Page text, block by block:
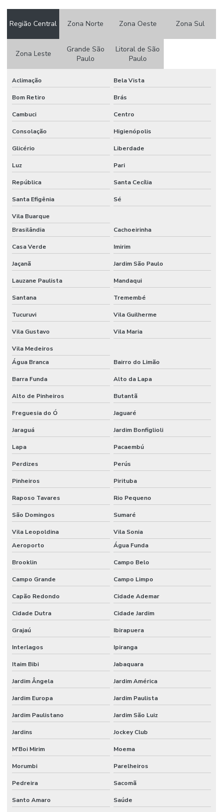
Controle de acesso por biometria
Controle de acesso biometrico
Controle de acesso biometrico para condominios
Controle de acesso biométrico para empresas
Controle de acesso biométrico para portas
Controle de acesso biometrico preço
Controle de acesso para condominios
Controle de acesso para condominios preço
Controle de acesso digital
Empresa de biometria para condominios
Empresa cameras de vigilancia
Empresa de cftv
Empresa de controle de acesso biométrico
Empresa de controle de acesso com integração cftv
Empresa de instalação de câmeras de segurança
Empresa de monitoramento 24 horas
Empresa de monitoramento de alarmes
Empresa de projeto cftv
Empresa de segurança eletronica
Empresas de controle de acesso
Especialistas em cftv
Gerenciamento de visitantes com controle de acesso
Gravação em nuvem para cftv corporativo
Identificação facial para condominios
Instalação de camera ip
Instalação de controle de acesso
Instalação de controle de acesso biometrico
Instalação de postes com câmera e iluminação led
Manutenção camera ip
Manutenção de catracas de acesso
Manutenção controle de acesso
Poste com camera
Poste com câmera integrada para monitoramento urbano
Projeto de cftv
Projeto de cftv com câmeras ip
Projeto de cftv para condomínio
Projeto de cftv para condomínio de alto padrão
Projeto cftv predial
Região Central Zona Norte Zona Oeste Zona Sul
Zona Leste
Grande São
Paulo
Litoral de São
Paulo
Aclimação Bela Vista
Bom Retiro Brás
Cambuci Centro
Consolação Higienópolis
Glicério Liberdade
Luz Pari
República Santa Cecília
Santa Efigênia Sé
Vila Buarque
Brasilândia
Cachoeirinha
Casa Verde Imirim
Jaçanã Jardim São Paulo
Lauzane Paulista Mandaqui
Santana Tremembé
Tucuruvi Vila Guilherme
Vila Gustavo Vila Maria
Vila Medeiros
Água Branca
Bairro do Limão
Barra Funda Alto da Lapa
Alto de Pinheiros Butantã
Freguesia do Ó Jaguaré
Jaraguá Jardim Bonfiglioli
Lapa Pacaembú
Perdizes Perús
Pinheiros Pirituba
Raposo Tavares Rio Pequeno
São Domingos Sumaré
Vila Leopoldina
Vila Sonia
Aeroporto
Água Funda
Brooklin Campo Belo
Campo Grande Campo Limpo
Capão Redondo Cidade Ademar
Cidade Dutra Cidade Jardim
Grajaú Ibirapuera
Interlagos Ipiranga
Itaim Bibi Jabaquara
Jardim Ângela Jardim América
Jardim Europa Jardim Paulista
Jardim Paulistano Jardim São Luiz
Jardins Jockey Club
M'Boi Mirim Moema
Morumbi Parelheiros
Pedreira Sacomã
Santo Amaro Saúde